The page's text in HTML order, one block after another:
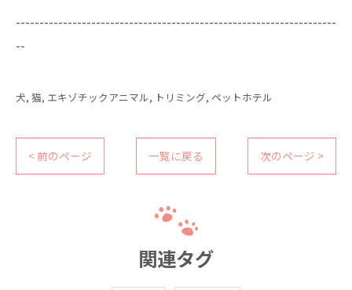
--------------------------------------------------------------------
--
犬 猫 エキゾチックアニマル トリミング ペットホテル
< 前のページ 一覧に戻る 次のページ >
関連タグ